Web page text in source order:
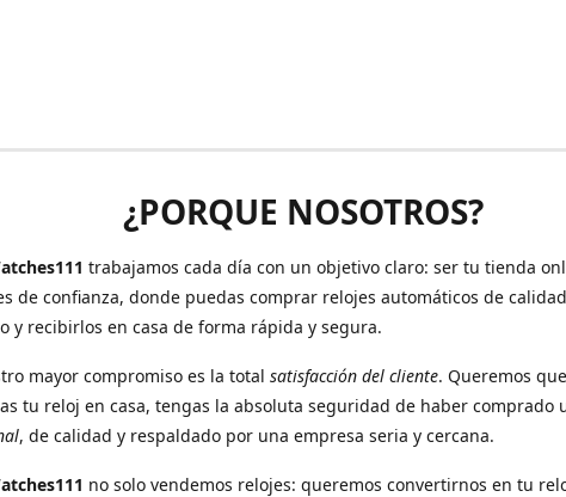
¿PORQUE NOSOTROS?
trabajamos cada día con un objetivo claro: ser tu tienda
de confianza, donde puedas comprar relojes automáticos de
y recibirlos en casa de forma rápida y segura.
mayor compromiso es la total satisfacción del cliente. Queremos
tu reloj en casa, tengas la absoluta seguridad de haber comprado
, de calidad y respaldado por una empresa seria y cercana.
no solo vendemos relojes: queremos convertirnos en tu